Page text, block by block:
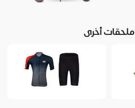
ملحقات أخرى